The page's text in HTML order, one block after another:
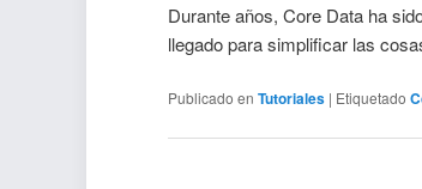
Durante años, Core Data ha
llegado para simplificar las
Publicado en Tutoriales | Etiquetado